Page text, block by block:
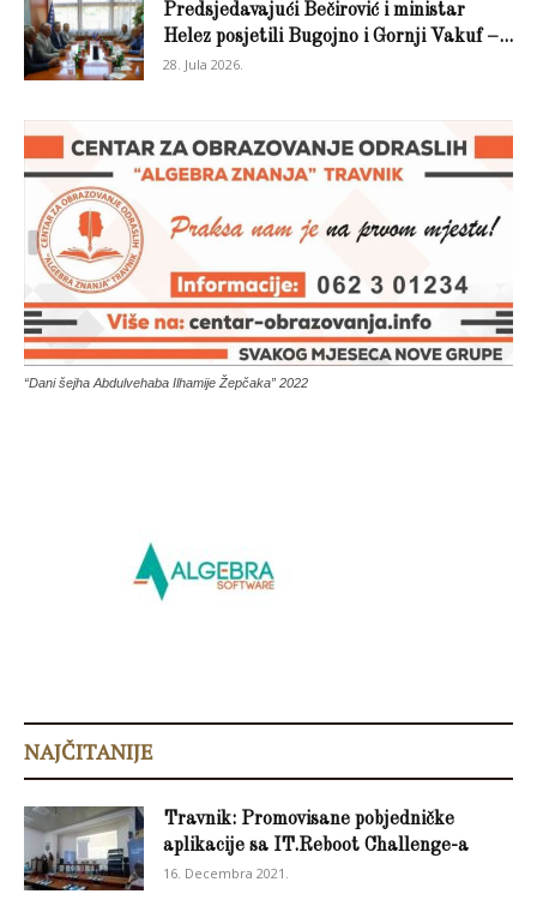
Predsjedavajući Bečirović i ministar
Helez posjetili Bugojno i Gornji Vakuf –...
28. Jula 2026.
“Dani šejha Abdulvehaba Ilhamije Žepčaka” 2022
NAJČITANIJE
Travnik: Promovisane pobjedničke
aplikacije sa IT.Reboot Challenge-a
16. Decembra 2021.